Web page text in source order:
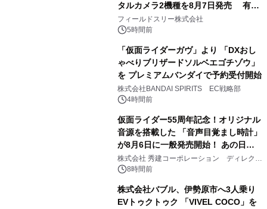
タルカメラ2機種を8月7日発売 有効
約1300万画素、用途別に選べるコンデ
ジ新登場
フィールドスリー株式会社
5時間前
「仮面ライダーガヴ」より 「DXおし
ゃべりブリザードソルベエゴチゾウ」
を プレミアムバンダイで予約受付開始
株式会社BANDAI SPIRITS EC戦略部
4時間前
仮面ライダー55周年記念！オリジナル
音源を搭載した 「音声目覚まし時計」
が8月6日に一般発売開始！ あの日の
大興奮が今甦る
株式会社 秀建コーポレーション ディレクト
アートギャラリー
8時間前
株式会社バブル、伊勢原市へ3人乗り
EVトゥクトゥク 「VIVEL COCO」を